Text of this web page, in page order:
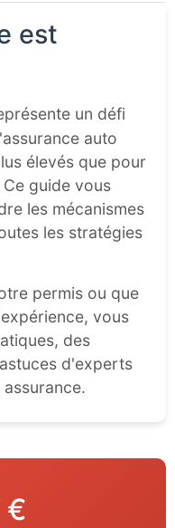
est
un défi
auto
élevés que pour
guide vous
les mécanismes
les stratégies
permis ou que
vous
des
d'experts
€